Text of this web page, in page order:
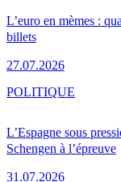
L’euro en mèmes :
billets
27.07.2026
L’Espagne sous
Schengen à l’épreuve
31.07.2026
POLITIQUE